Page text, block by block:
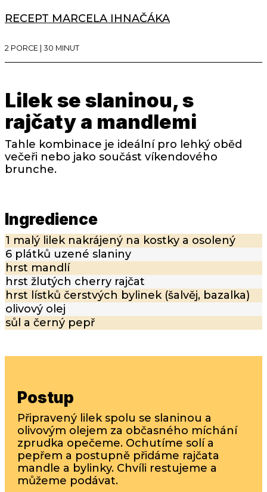
RECEPT MARCELA IHNAČÁKA
2 PORCE | 30 MINUT
Lilek se slaninou, s
rajčaty a mandlemi
Tahle kombinace je ideální pro lehký oběd
večeři nebo jako součást víkendového
brunche.
Ingredience
1 malý lilek nakrájený na kostky a osolený
6 plátků uzené slaniny
hrst mandlí
hrst žlutých cherry rajčat
hrst lístků čerstvých bylinek (šalvěj, bazalka)
olivový olej
sůl a černý pepř
Postup
Připravený lilek spolu se slaninou a
olivovým olejem za občasného míchání
zprudka opečeme. Ochutíme solí a
pepřem a postupně přidáme rajčata
mandle a bylinky. Chvíli restujeme a
můžeme podávat.